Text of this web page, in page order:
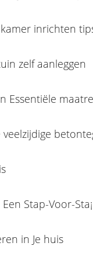
inrichten
zelf aanleggen
Essentiële
Stap-Voor-
in Je huis